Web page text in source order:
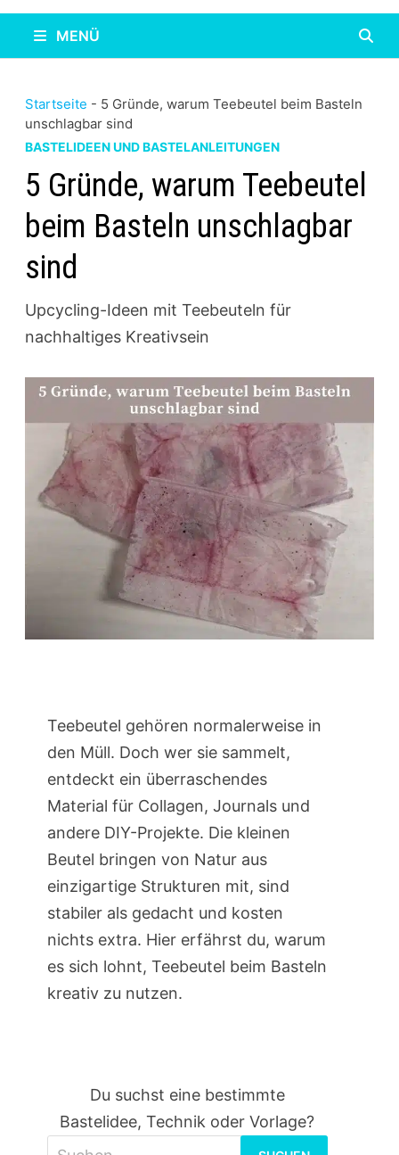
MENÜ
Startseite - 5 Gründe, warum Teebeutel beim Basteln
unschlagbar sind
BASTELIDEEN UND BASTELANLEITUNGEN
5 Gründe, warum Teebeutel
beim Basteln unschlagbar
sind
Upcycling-Ideen mit Teebeuteln für
nachhaltiges Kreativsein
Teebeutel gehören normalerweise in
den Müll. Doch wer sie sammelt,
entdeckt ein überraschendes
Material für Collagen, Journals und
andere DIY-Projekte. Die kleinen
Beutel bringen von Natur aus
einzigartige Strukturen mit, sind
stabiler als gedacht und kosten
nichts extra. Hier erfährst du, warum
es sich lohnt, Teebeutel beim Basteln
kreativ zu nutzen.
Du suchst eine bestimmte
Bastelidee, Technik oder Vorlage?